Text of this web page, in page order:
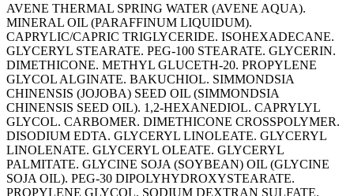
AVENE THERMAL SPRING WATER (AVENE AQUA).
MINERAL OIL (PARAFFINUM LIQUIDUM).
CAPRYLIC/CAPRIC TRIGLYCERIDE. ISOHEXADECANE.
GLYCERYL STEARATE. PEG-100 STEARATE. GLYCERIN.
DIMETHICONE. METHYL GLUCETH-20. PROPYLENE
GLYCOL ALGINATE. BAKUCHIOL. SIMMONDSIA
CHINENSIS (JOJOBA) SEED OIL (SIMMONDSIA
CHINENSIS SEED OIL). 1,2-HEXANEDIOL. CAPRYLYL
GLYCOL. CARBOMER. DIMETHICONE CROSSPOLYMER.
DISODIUM EDTA. GLYCERYL LINOLEATE. GLYCERYL
LINOLENATE. GLYCERYL OLEATE. GLYCERYL
PALMITATE. GLYCINE SOJA (SOYBEAN) OIL (GLYCINE
SOJA OIL). PEG-30 DIPOLYHYDROXYSTEARATE.
PROPYLENE GLYCOL. SODIUM DEXTRAN SULFATE.